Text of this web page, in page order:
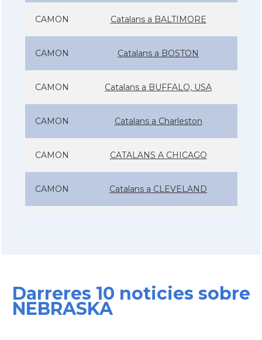
CAMON Catalans a BALTIMORE
CAMON Catalans a BOSTON
CAMON Catalans a BUFFALO, USA
CAMON Catalans a Charleston
CAMON CATALANS A CHICAGO
CAMON Catalans a CLEVELAND
CAMON Catalans a CONNECTICUT
Darreres 10 noticies sobre
NEBRASKA